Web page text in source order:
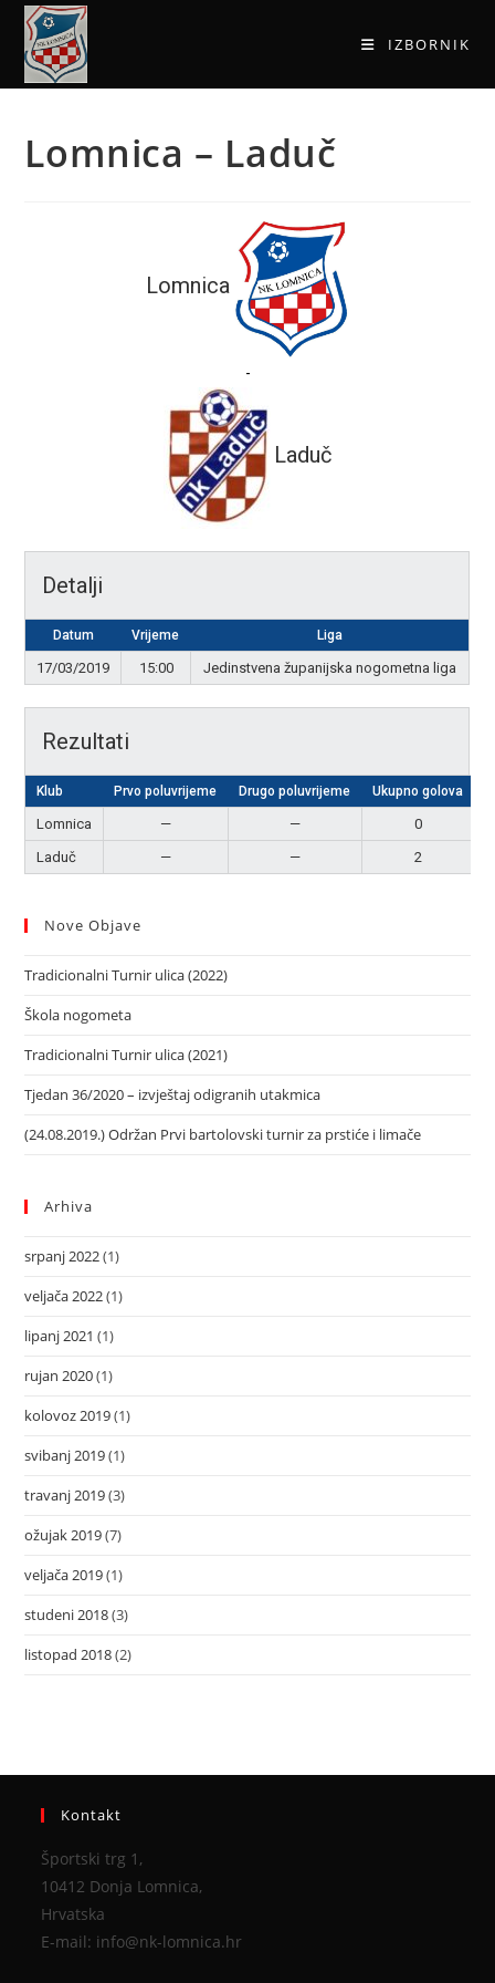
IZBORNIK
Lomnica – Laduč
Lomnica
-
Laduč
Detalji
Datum Vrijeme Liga
17/03/2019 15:00 Jedinstvena županijska nogometna liga
Rezultati
Klub Prvo poluvrijeme Drugo poluvrijeme Ukupno golova
Lomnica — — 0
Laduč
— — 2
Nove Objave
Tradicionalni Turnir ulica (2022)
Škola nogometa
Tradicionalni Turnir ulica (2021)
Tjedan 36/2020 – izvještaj odigranih utakmica
(24.08.2019.) Održan Prvi bartolovski turnir za prstiće i limače
Arhiva
srpanj 2022(1)
veljača 2022(1)
lipanj 2021 (1)
rujan 2020(1)
kolovoz 2019(1)
svibanj 2019(1)
travanj 2019(3)
ožujak 2019(7)
veljača 2019(1)
studeni 2018(3)
listopad 2018(2)
Kontakt
Športski trg 1,
10412 Donja Lomnica,
Hrvatska
E-mail: info@nk-lomnica.hr